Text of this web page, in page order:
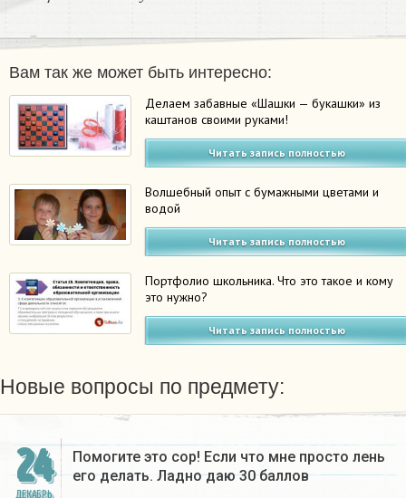
Вам так же может быть интересно:
Делаем забавные «Шашки — букашки» из
каштанов своими руками!
Читать запись полностью
Волшебный опыт с бумажными цветами и
водой
Читать запись полностью
Портфолио школьника. Что это такое и кому
это нужно?
Читать запись полностью
Новые вопросы по предмету:
24
ДЕКАБРЬ
Помогите это сор! Если что мне просто лень
его делать. Ладно даю 30 баллов​